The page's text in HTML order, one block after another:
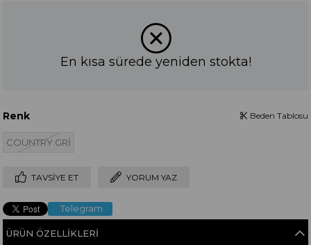
En kısa sürede yeniden stokta!
Renk
COUNTRY GRİ
Beden Tablosu
TAVSIYE ET YORUM YAZ
Telegram
ÜRÜN ÖZELLIKLERI